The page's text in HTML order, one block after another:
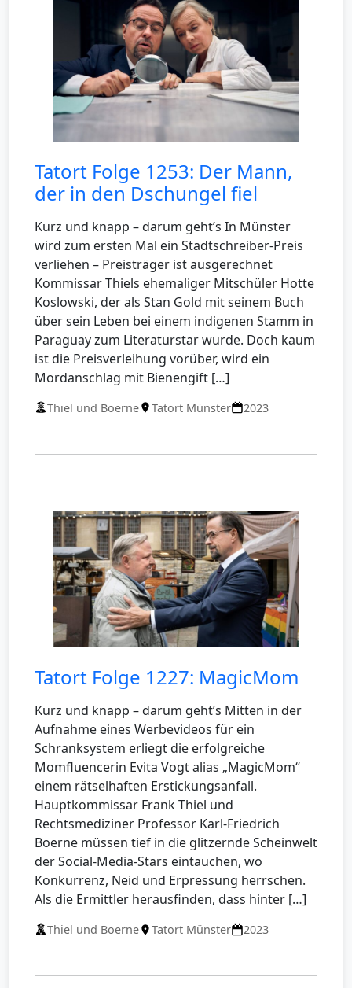
Tatort Folge 1253: Der Mann,
der in den Dschungel fiel
Kurz und knapp – darum geht’s In Münster
wird zum ersten Mal ein Stadtschreiber-Preis
verliehen – Preisträger ist ausgerechnet
Kommissar Thiels ehemaliger Mitschüler Hotte
Koslowski, der als Stan Gold mit seinem Buch
über sein Leben bei einem indigenen Stamm in
Paraguay zum Literaturstar wurde. Doch kaum
ist die Preisverleihung vorüber, wird ein
Mordanschlag mit Bienengift […]
Thiel und Boerne Tatort Münster 2023
Tatort Folge 1227: MagicMom
Kurz und knapp – darum geht’s Mitten in der
Aufnahme eines Werbevideos für ein
Schranksystem erliegt die erfolgreiche
Momfluencerin Evita Vogt alias „MagicMom“
einem rätselhaften Erstickungsanfall.
Hauptkommissar Frank Thiel und
Rechtsmediziner Professor Karl-Friedrich
Boerne müssen tief in die glitzernde Scheinwelt
der Social-Media-Stars eintauchen, wo
Konkurrenz, Neid und Erpressung herrschen.
Als die Ermittler herausfinden, dass hinter […]
Thiel und Boerne Tatort Münster 2023